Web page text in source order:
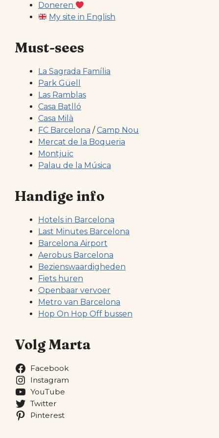
Doneren
My site in English
Must-sees
La Sagrada Família
Park Güell
Las Ramblas
Casa Batlló
Casa Milà
FC Barcelona /Camp Nou
Mercat de la Boqueria
Montjuïc
Palau de la Música
Handige info
Hotels in Barcelona
Last Minutes Barcelona
Barcelona Airport
Aerobus Barcelona
Bezienswaardigheden
Fiets huren
Openbaar vervoer
Metro van Barcelona
Hop On Hop Off bussen
Volg Marta
Facebook
Instagram
YouTube
Twitter
Pinterest